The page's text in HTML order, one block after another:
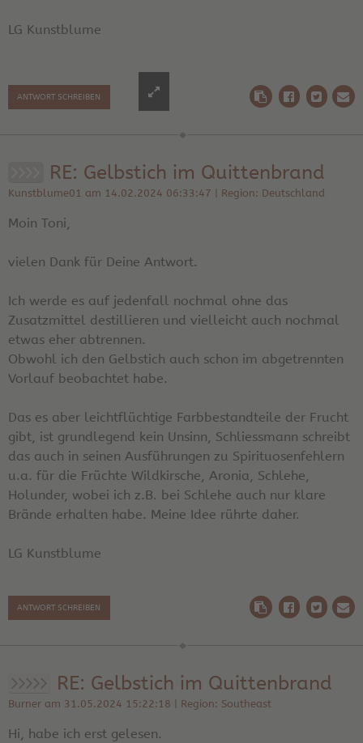
LG Kunstblume
ANTWORT SCHREIBEN
RE: Gelbstich im Quittenbrand
Kunstblume01 am 14.02.2024 06:33:47 | Region: Deutschland
Moin Toni,
vielen Dank für Deine Antwort.
Ich werde es auf jedenfall nochmal ohne das
Zusatzmittel destillieren und vielleicht auch nochmal
etwas eher abtrennen.
Obwohl ich den Gelbstich auch schon im abgetrennten
Vorlauf beobachtet habe.
Das es aber leichtflüchtige Farbbestandteile der Frucht
gibt, ist grundlegend kein Unsinn, Schliessmann schreibt
das auch in seinen Ausführungen zu Spirituosenfehlern
u.a. für die Früchte Wildkirsche, Aronia, Schlehe,
Holunder, wobei ich z.B. bei Schlehe auch nur klare
Brände erhalten habe. Meine Idee rührte daher.
LG Kunstblume
ANTWORT SCHREIBEN
RE: Gelbstich im Quittenbrand
Burner am 31.05.2024 15:22:18 | Region: Southeast
Hi, habe ich erst gelesen.